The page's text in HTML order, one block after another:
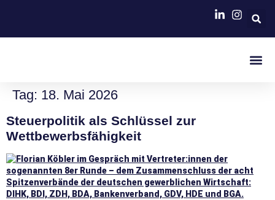
Tag: 18. Mai 2026
Steuerpolitik als Schlüssel zur
Wettbewerbsfähigkeit